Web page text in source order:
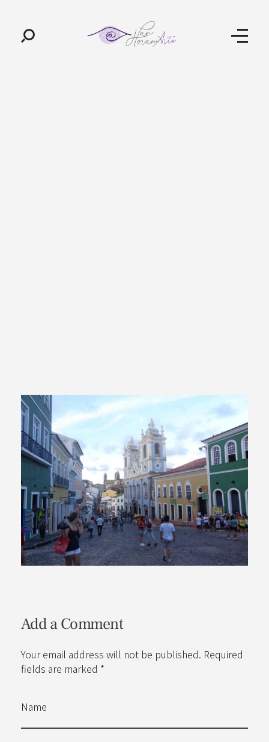
Add a Comment
Your email address will not be published. Required
fields are marked *
Name